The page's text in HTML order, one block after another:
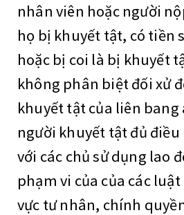
nhân viên hoặc người
họ bị khuyết tật, có tiền
hoặc bị coi là bị khuyết
không phân biệt đối xử
khuyết tật của liên bang
người khuyết tật đủ
với các chủ sử dụng lao
phạm vi của của các
vực tư nhân, chính